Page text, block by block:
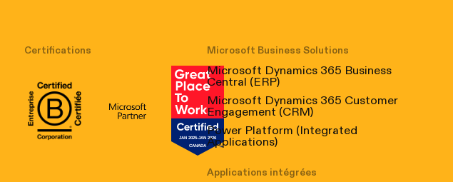
Certifications
B Corp Certification
Microsoft Great Place to Work Canada Certified, from
Microsoft Business Solutions
Microsoft Dynamics 365 Business
Central (ERP)
Microsoft Dynamics 365 Customer
Engagement (CRM)
Power Platform (Integrated
Applications)
Applications intégrées